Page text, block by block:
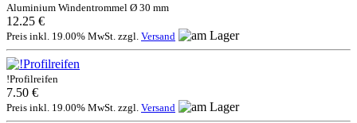
Aluminium Windentrommel Ø 30 mm
12.25 €
Preis inkl. 19.00% MwSt. zzgl. Versand
!Profilreifen
7.50 €
Preis inkl. 19.00% MwSt. zzgl. Versand